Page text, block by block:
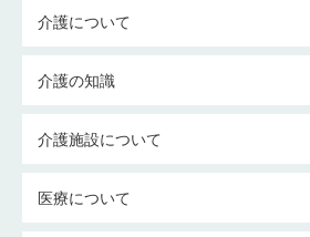
介護について
介護の知識
介護施設について
医療について